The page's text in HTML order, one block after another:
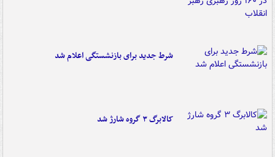
شرط جدید برای بازنشستگی اعلام شد
کالابرگ ۳ گروه شارژ شد